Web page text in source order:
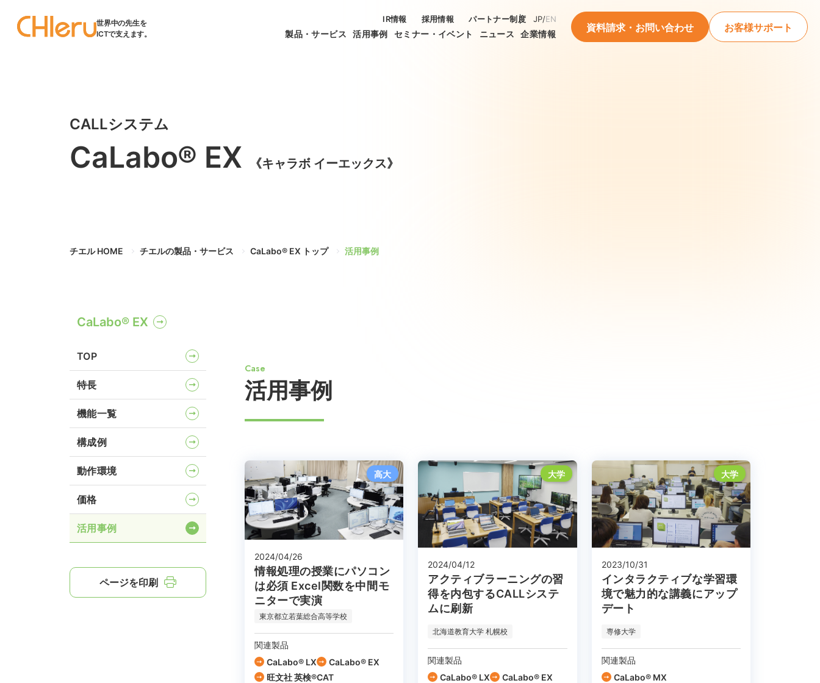
世界中の先生を
ICTで支えます。
製品・サービス 活用事例 セミナー・イベント ニュース 企業情報
IR情報 採用情報 パートナー制度 JP/EN
資料請求・お問い合わせ お客様サポート
CALLシステム
CaLabo® EX 《キャラボ イーエックス》
チエル HOME チエルの製品・サービス CaLabo® EX トップ 活用事例
Case
活用事例
高大
2024/04/26
情報処理の授業にパソコン
は必須 Excel関数を中間モ
ニターで実演
東京都立若葉総合高等学校
関連製品
CaLabo® LX
CaLabo® EX
旺文社 英検®CAT
大学
2024/04/12
アクティブラーニングの習
得を内包するCALLシステ
ムに刷新
北海道教育大学 札幌校
関連製品
CaLabo® LX
CaLabo® EX
大学
2023/10/31
インタラクティブな学習環
境で魅力的な講義にアップ
デート
専修大学
関連製品
CaLabo® MX
CaLabo® EX
TOP
特長
機能一覧
構成例
動作環境
価格
活用事例
ページを印刷